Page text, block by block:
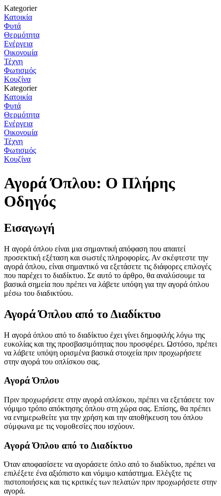
Kategorier
Κατοικία
Φυτά
Θερμότητα
Ενέργεια
Οικονομία
Τέχνη
Φωτισμός
Κουζίνα
Kategorier
Κατοικία
Φυτά
Θερμότητα
Ενέργεια
Οικονομία
Τέχνη
Φωτισμός
Κουζίνα
Αγορά Όπλου: Ο Πλήρης
Οδηγός
Εισαγωγή
Η αγορά όπλου είναι μια σημαντική απόφαση που απαιτεί
προσεκτική εξέταση και σωστές πληροφορίες. Αν σκέφτεστε την
αγορά όπλου, είναι σημαντικό να εξετάσετε τις διάφορες επιλογές
που παρέχει το διαδίκτυο. Σε αυτό το άρθρο, θα αναλύσουμε τα
βασικά σημεία που πρέπει να λάβετε υπόψη για την αγορά όπλου
μέσω του διαδικτύου.
Αγορά Όπλου από το Διαδίκτυο
Η αγορά όπλου από το διαδίκτυο έχει γίνει δημοφιλής λόγω της
ευκολίας και της προσβασιμότητας που προσφέρει. Ωστόσο, πρέπει
να λάβετε υπόψη ορισμένα βασικά στοιχεία πριν προχωρήσετε
στην αγορά του οπλίσκου σας.
Αγορά Όπλου
Πριν προχωρήσετε στην αγορά οπλίσκου, πρέπει να εξετάσετε τον
νόμιμο τρόπο απόκτησης όπλου στη χώρα σας. Επίσης, θα πρέπει
να ενημερωθείτε για την χρήση και την αποθήκευση του όπλου
σύμφωνα με τις νομοθεσίες που ισχύουν.
Αγορά Όπλου από το Διαδίκτυο
Όταν αποφασίσετε να αγοράσετε όπλο από το διαδίκτυο, πρέπει να
επιλέξετε ένα αξιόπιστο και νόμιμο κατάστημα. Ελέγξτε τις
πιστοποιήσεις και τις κριτικές των πελατών πριν προχωρήσετε στην
αγορά.